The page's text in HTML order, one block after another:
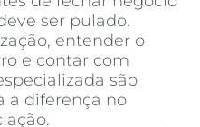
ser pulado.
entender o
e contar com
são
a diferença no